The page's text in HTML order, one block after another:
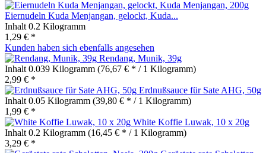
Eiernudeln Kuda Menjangan, gelockt, Kuda...
Inhalt 0.2 Kilogramm
1,29 € *
Kunden haben sich ebenfalls angesehen
Rendang, Munik, 39g
Inhalt 0.039 Kilogramm (76,67 € * / 1 Kilogramm)
2,99 € *
Erdnußsauce für Sate AHG, 50g
Inhalt 0.05 Kilogramm (39,80 € * / 1 Kilogramm)
1,99 € *
White Koffie Luwak, 10 x 20g
Inhalt 0.2 Kilogramm (16,45 € * / 1 Kilogramm)
3,29 € *